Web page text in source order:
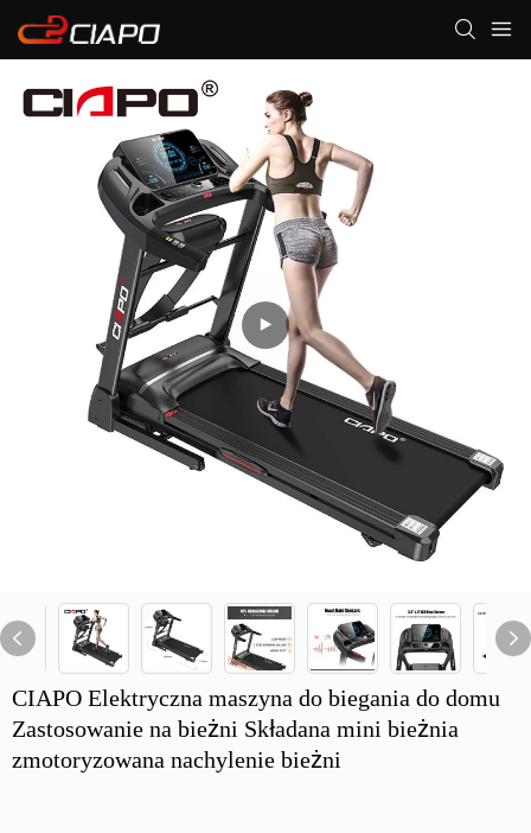
CIAPO Elektryczna maszyna do biegania do domu
Zastosowanie na bieżni Składana mini bieżnia
zmotoryzowana nachylenie bieżni